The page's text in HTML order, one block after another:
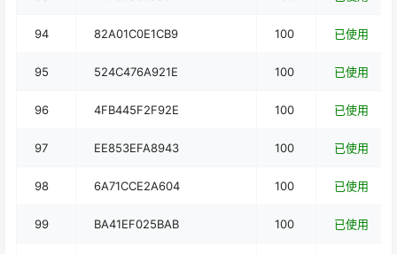
94 82A01C0E1CB9 100 已使用
95 524C476A921E 100 已使用
96 4FB445F2F92E 100 已使用
97 EE853EFA8943 100 已使用
98 6A71CCE2A604 100 已使用
99 BA41EF025BAB 100 已使用